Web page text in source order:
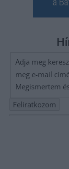
Adja meg
meg e-mail
Megismertem